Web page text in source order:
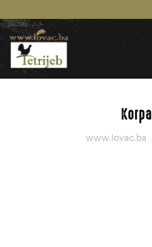
Korpa
www.lovac.ba